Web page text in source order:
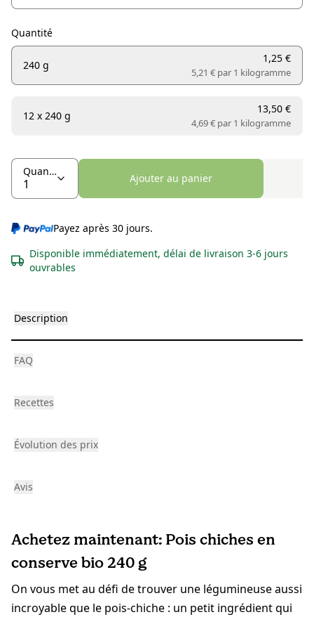
Quantité
240 g
1,25 €
5,21 € par 1 kilogramme
12 x 240 g
13,50 €
4,69 € par 1 kilogramme
Quantité
Ajouter au panier
Payez après 30 jours.
Disponible immédiatement, délai de livraison 3-6 jours
ouvrables
Description
FAQ
Recettes
Évolution des prix
Avis
Achetez maintenant: Pois chiches en
conserve bio 240 g
On vous met au défi de trouver une légumineuse aussi
incroyable que le pois-chiche : un petit ingrédient qui